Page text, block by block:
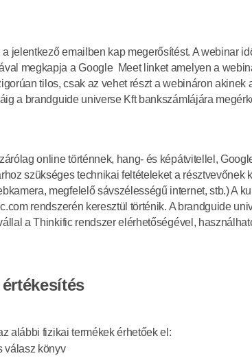
jelentkező emailben kap megerősítést. A webinar
megkapja a Google  Meet linket amelyen a
tilos, csak az vehet részt a webináron akinek
a brandguide universe Kft bankszámlájára
online történnek, hang- és képátvitellel,
szükséges technikai feltételeket a résztvevőnek
megfelelő sávszélességű internet, stb.) A
rendszerén keresztül történik. A brandguide
a Thinkific rendszer elérhetőségével,
alábbi fizikai termékek érhetőek el:
válasz könyv